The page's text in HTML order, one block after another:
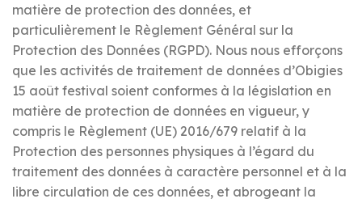
matière de protection des données, et
particulièrement le Règlement Général sur la
Protection des Données (RGPD). Nous nous efforçons
que les activités de traitement de données d’Obigies
15 août festival soient conformes à la législation en
matière de protection de données en vigueur, y
compris le Règlement (UE) 2016/679 relatif à la
Protection des personnes physiques à l’égard du
traitement des données à caractère personnel et à la
libre circulation de ces données, et abrogeant la